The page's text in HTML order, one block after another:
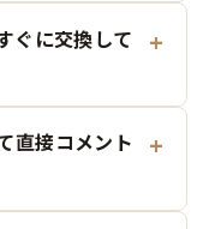
ぐに交換して
直接コメント